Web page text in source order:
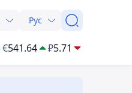
Рус
€541.64 ₽5.71